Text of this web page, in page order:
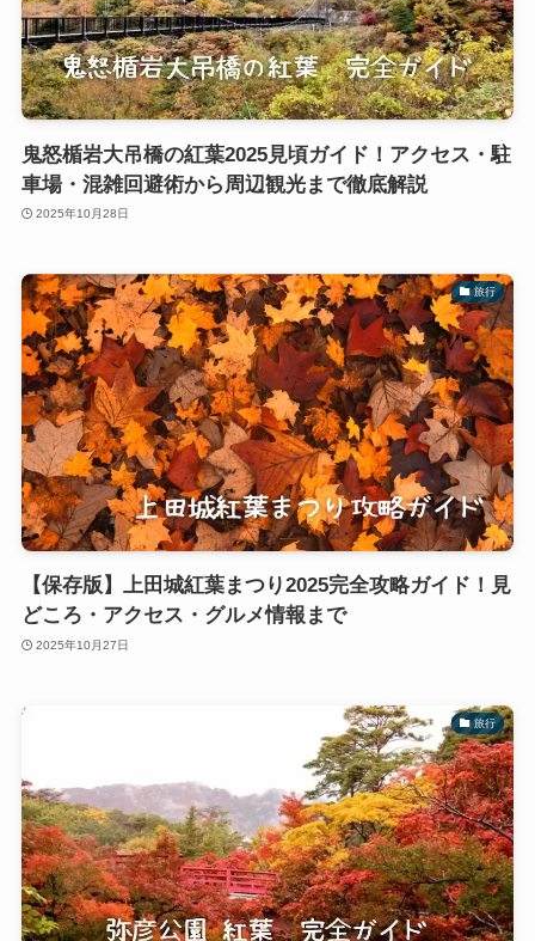
鬼怒楯岩大吊橋の紅葉2025見頃ガイド！アクセス・駐
車場・混雑回避術から周辺観光まで徹底解説
2025年10月28日
旅行
【保存版】上田城紅葉まつり2025完全攻略ガイド！見
どころ・アクセス・グルメ情報まで
2025年10月27日
旅行